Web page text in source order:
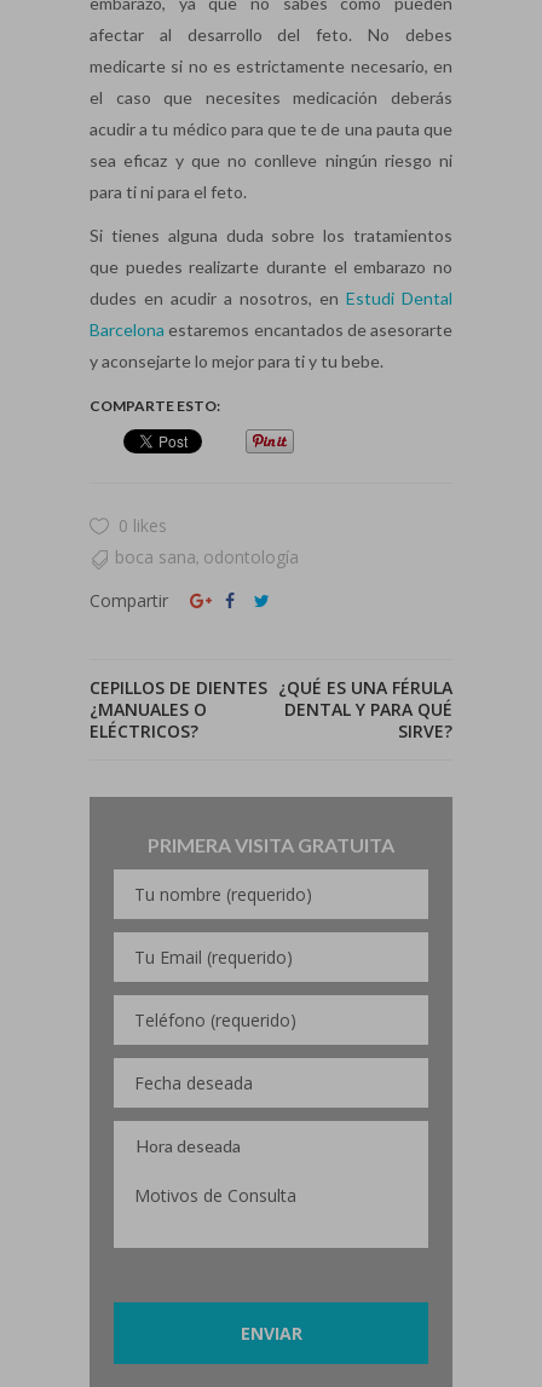
afectar al desarrollo del feto. No debes
medicarte si no es estrictamente necesario, en
el caso que necesites medicación deberás
acudir a tu médico para que te de una pauta que
sea eficaz y que no conlleve ningún riesgo ni
para ti ni para el feto.
Si tienes alguna duda sobre los tratamientos
que puedes realizarte durante el embarazo no
dudes en acudir a nosotros, en Estudi Dental
Barcelona estaremos encantados de asesorarte
y aconsejarte lo mejor para ti y tu bebe.
COMPARTE ESTO:
0 likes
boca sana, odontología
Compartir
CEPILLOS DE DIENTES
¿MANUALES O
ELÉCTRICOS?
¿QUÉ ES UNA FÉRULA
DENTAL Y PARA QUÉ
SIRVE?
PRIMERA VISITA GRATUITA